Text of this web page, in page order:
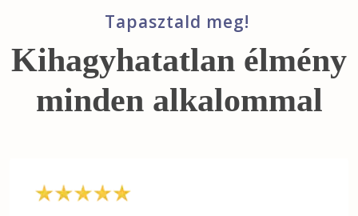
Tapasztald meg!
Kihagyhatatlan élmény
minden alkalommal